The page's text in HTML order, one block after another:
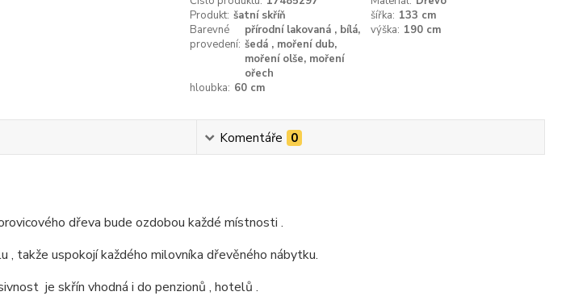
Produkt: šatní skříň šířka: 133 cm
Barevné
provedení:
přírodní lakovaná , bílá,
šedá , moření dub,
moření olše, moření
ořech
výška: 190 cm
hloubka: 60 cm
Komentáře 0
dřeva bude ozdobou každé místnosti .
, takže uspokojí každého milovníka dřevěného nábytku.
je skřín vhodná i do penzionů , hotelů .